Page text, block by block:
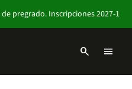
pregrado. Inscripciones 2027-1
search menu